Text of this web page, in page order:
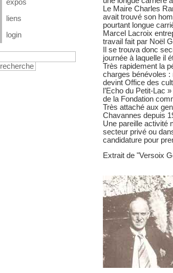
expos
liens
login
recherche
Le Maire Charles
avait trouvé son
pourtant longue
Marcel Lacroix
travail fait par Noël
Il se trouva donc
journée à laquelle il
Très rapidement la
charges bénévoles :
devint Office des
l’Echo du Petit-Lac
de la Fondation
Très attaché aux
Chavannes depuis
Une pareille activité
secteur privé ou
candidature pour
Extrait de "Versoix